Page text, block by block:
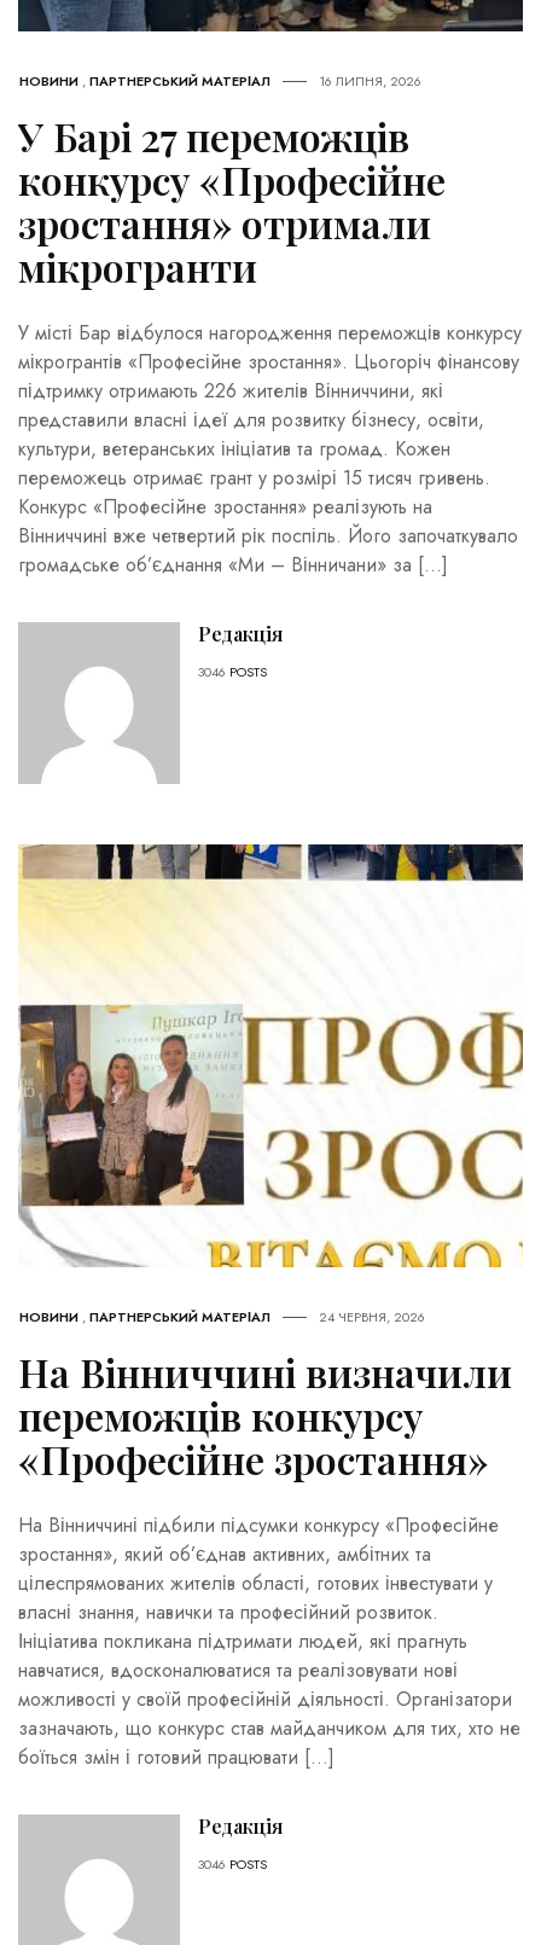
НОВИНИ ,ПАРТНЕРСЬКИЙ МАТЕРІАЛ 16 ЛИПНЯ, 2026
У Барі 27 переможців
конкурсу «Професійне
зростання» отримали
мікрогранти
У місті Бар відбулося нагородження переможців конкурсу
мікрогрантів «Професійне зростання». Цьогоріч фінансову
підтримку отримають 226 жителів Вінниччини, які
представили власні ідеї для розвитку бізнесу, освіти,
культури, ветеранських ініціатив та громад. Кожен
переможець отримає грант у розмірі 15 тисяч гривень.
Конкурс «Професійне зростання» реалізують на
Вінниччині вже четвертий рік поспіль. Його започаткувало
громадське об’єднання «Ми – Вінничани» за […]
Редакція
3046 POSTS
НОВИНИ ,ПАРТНЕРСЬКИЙ МАТЕРІАЛ 24 ЧЕРВНЯ, 2026
На Вінниччині визначили
переможців конкурсу
«Професійне зростання»
На Вінниччині підбили підсумки конкурсу «Професійне
зростання», який об’єднав активних, амбітних та
цілеспрямованих жителів області, готових інвестувати у
власні знання, навички та професійний розвиток.
Ініціатива покликана підтримати людей, які прагнуть
навчатися, вдосконалюватися та реалізовувати нові
можливості у своїй професійній діяльності. Організатори
зазначають, що конкурс став майданчиком для тих, хто не
боїться змін і готовий працювати […]
Редакція
3046 POSTS